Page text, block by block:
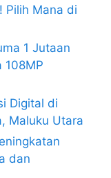
Pilih Mana di
1 Jutaan
108MP
Digital di
Maluku Utara
dan